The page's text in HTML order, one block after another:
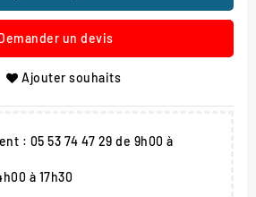
un devis
Ajouter souhaits
: 05 53 74 47 29 de 9h00 à
à 17h30